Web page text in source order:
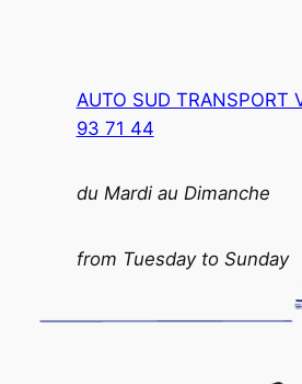
AUTO SUD TRANSPORT
93 71 44
du Mardi au Dimanche
from Tuesday to Sunday